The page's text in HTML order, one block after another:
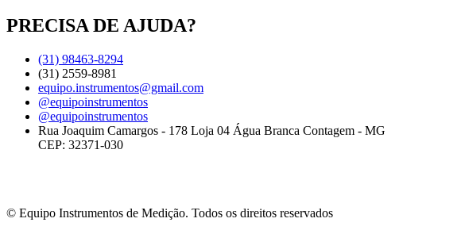
PRECISA DE AJUDA?
(31) 98463-8294
(31) 2559-8981
equipo.instrumentos@gmail.com
@equipoinstrumentos
@equipoinstrumentos
Rua Joaquim Camargos - 178 Loja 04 Água Branca Contagem - MG
CEP: 32371-030
© Equipo Instrumentos de Medição. Todos os direitos reservados